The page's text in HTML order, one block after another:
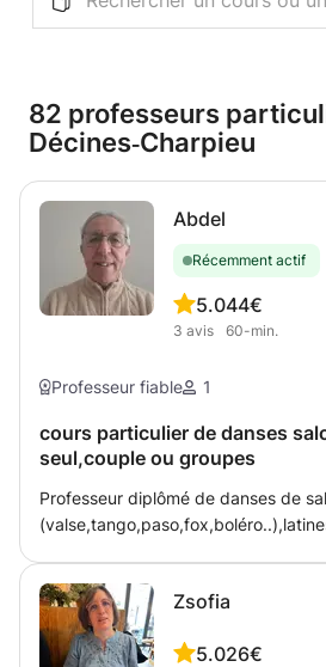
82 professeurs
Décines‑Charpieu
Abdel
Récemment actif
5.0
3 avis
44€
60-min.
Professeur fiable 1
cours particulier de danses
seul,couple ou groupes
Professeur diplômé de danses de
plusieurs années dont,
d'Europe, et de France. Je donne
et enfants à domicile ou autre, pour
Zsofia
5.026€